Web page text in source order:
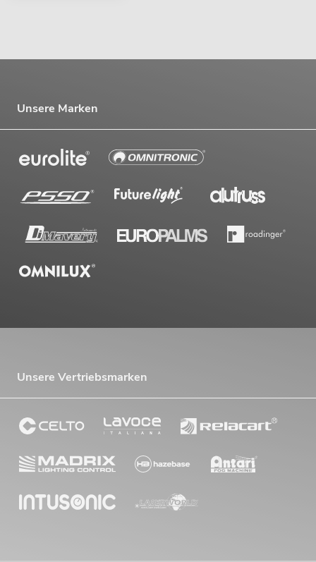
Unsere Marken
Unsere Vertriebsmarken